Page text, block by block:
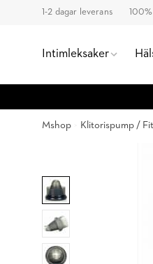
1-2 dagar leverans
Intimleksaker
Mshop Klitorispump /